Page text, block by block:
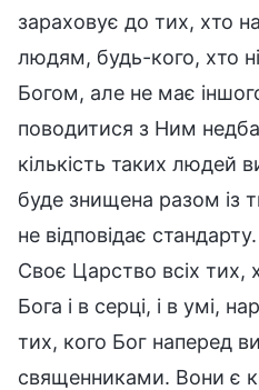
зараховує до тих, хто
людям, будь-кого, хто
Богом, але не має
поводитися з Ним
кількість таких людей
буде знищена разом із
не відповідає
Своє Царство всіх
Бога і в серці, і в умі,
тих, кого Бог наперед
священниками. Вони є